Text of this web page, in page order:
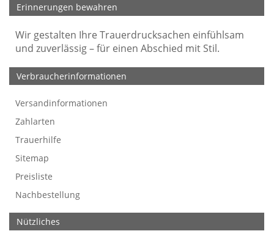
Erinnerungen bewahren
Wir gestalten Ihre Trauerdrucksachen einfühlsam
und zuverlässig – für einen Abschied mit Stil.
Verbraucherinformationen
Versandinformationen
Zahlarten
Trauerhilfe
Sitemap
Preisliste
Nachbestellung
Werbefreie Trauerkarten
Tipps
So bestellen Sie
Preise und Muster
Texte für Trauerkarten
Texte für Kondolenzkarten
Nützliches